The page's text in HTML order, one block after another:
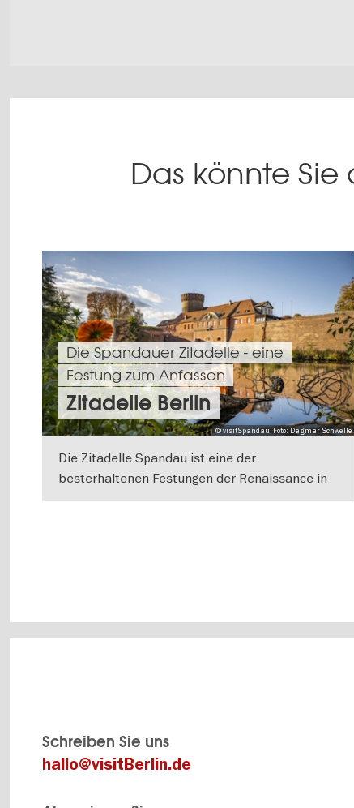
Das könnte Sie
© visitSpandau, Foto: Dagmar Schwelle
Die Spandauer Zitadelle - eine
Festung zum Anfassen
Zitadelle Berlin
Die Zitadelle Spandau ist eine der
besterhaltenen Festungen der Renaissance in
ganz Europa: Hier wird Geschichte lebendig,
Schreiben Sie uns
hallo@visitBerlin.de